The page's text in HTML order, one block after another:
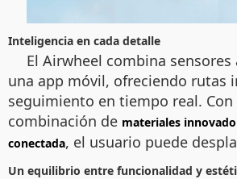
Inteligencia en cada detalle
El Airwheel combina sensores
una app móvil, ofreciendo rutas
seguimiento en tiempo real. Con
combinación de materiales
conectada, el usuario puede
Un equilibrio entre funcionalidad y